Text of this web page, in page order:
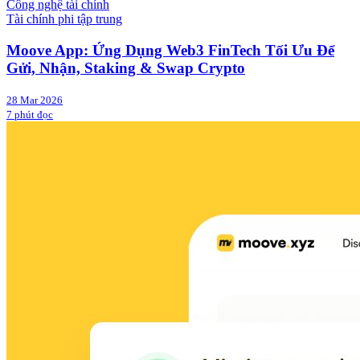
Công nghệ tài chính
Tài chính phi tập trung
Moove App: Ứng Dụng Web3 FinTech Tối Ưu Để
Gửi, Nhận, Staking & Swap Crypto
28 Mar 2026
7 phút đọc